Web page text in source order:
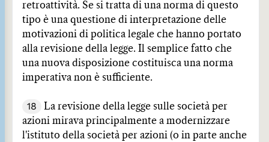
retroattività. Se si tratta di una norma di questo
tipo è una questione di interpretazione delle
motivazioni di politica legale che hanno portato
alla revisione della legge. Il semplice fatto che
una nuova disposizione costituisca una norma
imperativa non è sufficiente.
18
La revisione della legge sulle società per
azioni mirava principalmente a modernizzare
l'istituto della società per azioni (o in parte anche